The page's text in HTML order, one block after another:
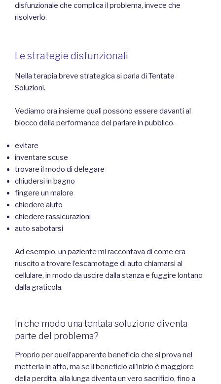
disfunzionale che complica il problema, invece che
risolverlo.
Le strategie disfunzionali
Nella terapia breve strategica si parla di Tentate
Soluzioni.
Vediamo ora insieme quali possono essere davanti al
blocco della performance del parlare in pubblico.
evitare
inventare scuse
trovare il modo di delegare
chiudersi in bagno
fingere un malore
chiedere aiuto
chiedere rassicurazioni
auto sabotarsi
Ad esempio, un paziente mi raccontava di come era
riuscito a trovare l’escamotage di auto chiamarsi al
cellulare, in modo da uscire dalla stanza e fuggire lontano
dalla graticola.
In che modo una tentata soluzione diventa
parte del problema?
Proprio per quell’apparente beneficio che si prova nel
metterla in atto, ma se il beneficio all’inizio è maggiore
della perdita, alla lunga diventa un vero sacrificio, fino a